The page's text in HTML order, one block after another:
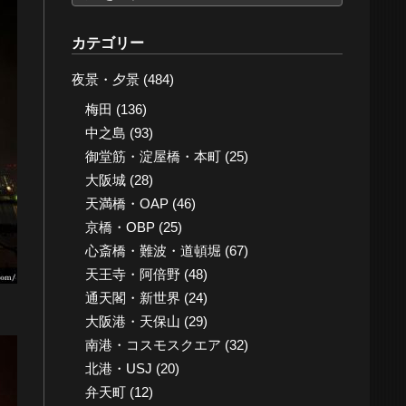
ー
カ
イ
ブ
カテゴリー
夜景・夕景(484)
梅田 (136)
中之島 (93)
御堂筋・淀屋橋・本町(25)
大阪城(28)
天満橋・OAP(46)
京橋・OBP(25)
心斎橋・難波・道頓堀 (67)
天王寺・阿倍野(48)
通天閣・新世界 (24)
大阪港・天保山 (29)
南港・コスモスクエア (32)
北港・USJ (20)
弁天町(12)